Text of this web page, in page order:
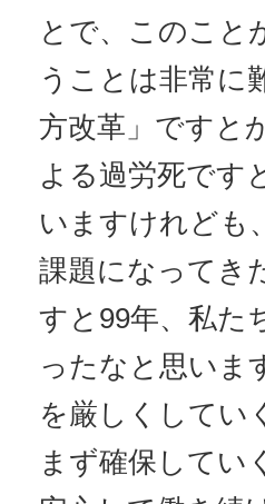
とで、このこと
うことは非常に
方改革」ですと
よる過労死です
いますけれども
課題になってき
すと99年、私た
ったなと思いま
を厳しくしてい
まず確保してい